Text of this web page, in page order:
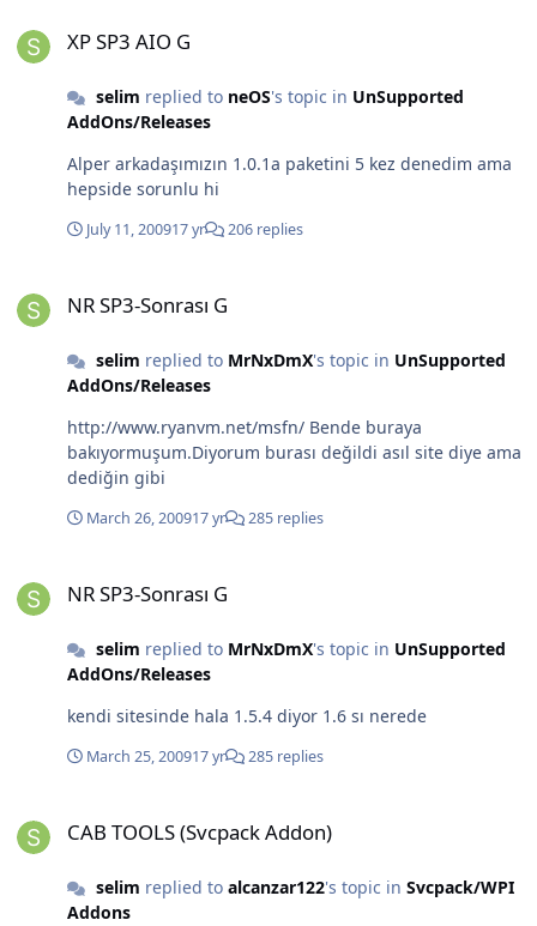
XP SP3 AIO G
selim replied to neOS's topic in UnSupported
AddOns/Releases
Alper arkadaşımızın 1.0.1a paketini 5 kez denedim ama
hepside sorunlu hi
July 11, 200917 yr 206 replies
NR SP3-Sonrası G
selim replied to MrNxDmX's topic in UnSupported
AddOns/Releases
http://www.ryanvm.net/msfn/ Bende buraya
bakıyormuşum.Diyorum burası değildi asıl site diye ama
dediğin gibi
March 26, 200917 yr 285 replies
NR SP3-Sonrası G
selim replied to MrNxDmX's topic in UnSupported
AddOns/Releases
kendi sitesinde hala 1.5.4 diyor 1.6 sı nerede
March 25, 200917 yr 285 replies
CAB TOOLS (Svcpack Addon)
selim replied to alcanzar122's topic in Svcpack/WPI
Addons